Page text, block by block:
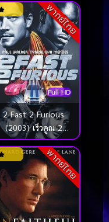
พากย์ไทย
Full HD
2 Fast 2 Furious
(2003) เร็วคูณ 2
ดับเบิ้ลแรงท้านรก
พากย์ไทย